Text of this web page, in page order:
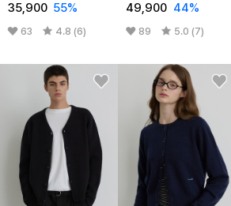
35,900 55%
63 4.8 (6)
49,900 44%
89 5.0 (7)